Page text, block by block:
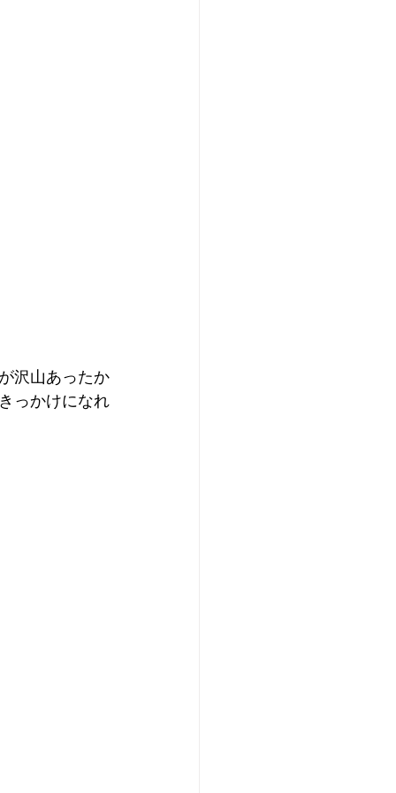
沢山あったか
っかけになれ